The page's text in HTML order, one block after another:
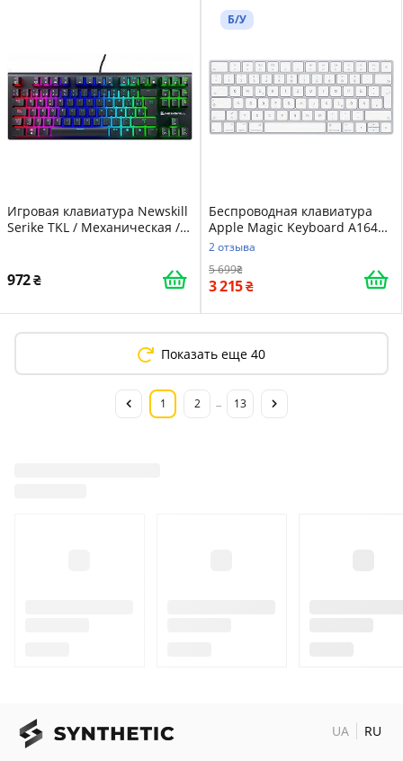
Игровая клавиатура Newskill
Serike TKL / Механическая /
972
Б/У
Беспроводная клавиатура
Apple Magic Keyboard A1644
Silver (MLA22D/A)(UKR)
2 отзыва
5 699
3 215
Показать еще 40
1 2 13
UA RU